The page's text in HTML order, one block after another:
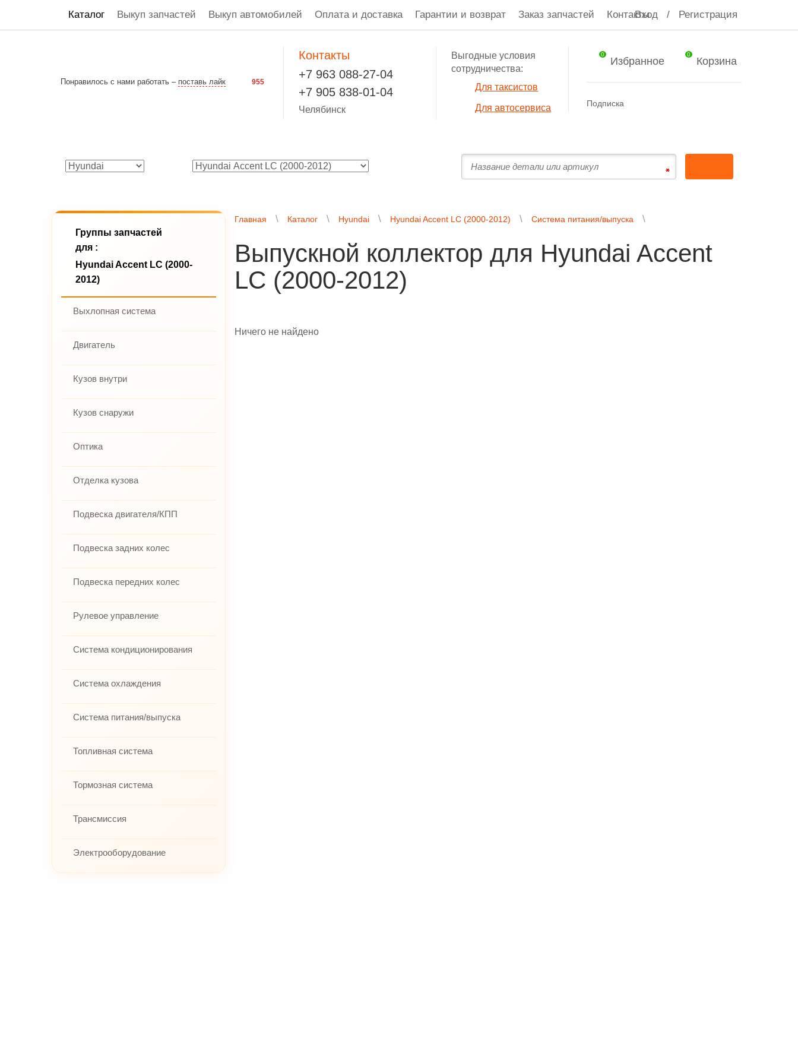
Каталог Выкуп запчастей Выкуп автомобилей Оплата и доставка Гарантии и возврат Заказ запчастей Контакты
Вход / Регистрация
Понравилось с нами работать – поставь лайк 955
Контакты
+7 963 088-27-04
+7 905 838-01-04
Челябинск
Выгодные условия
сотрудничества:
Для таксистов
Для автосервиса
0
Избранное
0
Корзина
Подписка
Группы запчастей
для :
Hyundai Accent LC (2000-
2012)
Выхлопная система
Двигатель
Кузов внутри
Кузов снаружи
Оптика
Отделка кузова
Подвеска двигателя/КПП
Подвеска задних колес
Подвеска передних колес
Рулевое управление
Система кондиционирования
Система охлаждения
Система питания/выпуска
Топливная система
Тормозная система
Трансмиссия
Электрооборудование
Главная Каталог Hyundai Hyundai Accent LC (2000-2012) Система питания/выпуска
Выпускной коллектор для Hyundai Accent
LC (2000-2012)
Ничего не найдено